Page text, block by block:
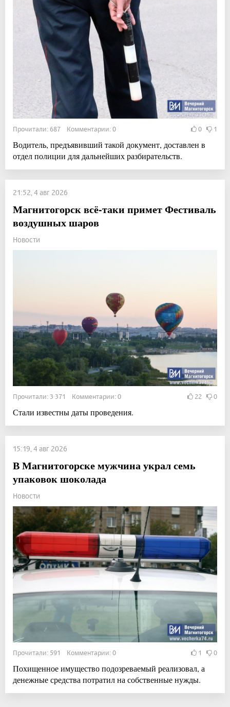
Прочитали: 687 Комментарии: 0 0 1
Водитель, предъявивший такой документ, доставлен в
отдел полиции для дальнейших разбирательств.
21:52, 4 авг 2026
Магнитогорск всё-таки примет Фестиваль
воздушных шаров
Новости
Прочитали: 3 371 Комментарии: 0 22 0
Стали известны даты проведения.
15:19, 4 авг 2026
В Магнитогорске мужчина украл семь
упаковок шоколада
Новости
Прочитали: 591 Комментарии: 0 1 0
Похищенное имущество подозреваемый реализовал, а
денежные средства потратил на собственные нужды.